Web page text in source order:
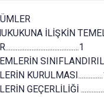
İLİŞKİN
GEÇERLİLİĞİ